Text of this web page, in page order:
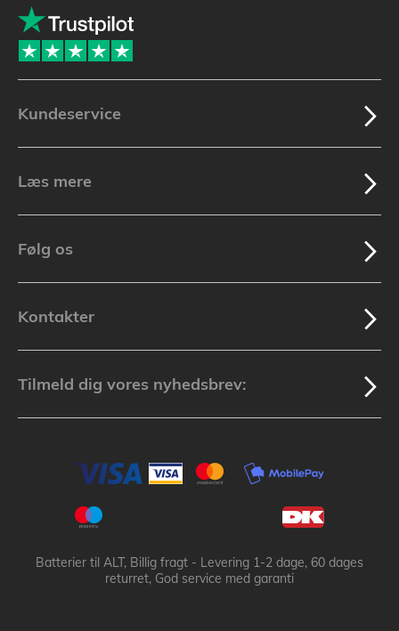
Kundeservice
Læs mere
Følg os
Kontakter
Tilmeld dig vores nyhedsbrev:
Batterier til ALT, Billig fragt - Levering 1-2 dage, 60 dages
returret, God service med garanti